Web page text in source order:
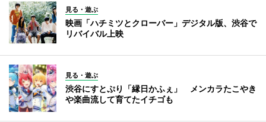
見る・遊ぶ
映画「ハチミツとクローバー」デジタル版、渋谷で
リバイバル上映
見る・遊ぶ
渋谷にすとぷり「縁日かふぇ」 メンカラたこやき
や楽曲流して育てたイチゴも